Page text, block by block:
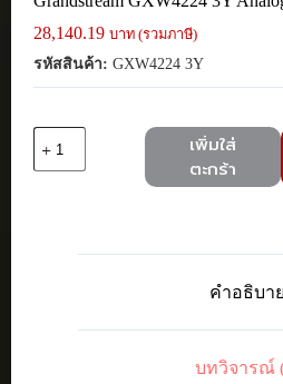
28,140.19 บาท (รวมภาษี)
รหัสสินค้า: GXW4224 3Y
Grandstream
Gateway
เพิ่มใส่
ตะกร้า
คำอธิบาย
บทวิจารณ์